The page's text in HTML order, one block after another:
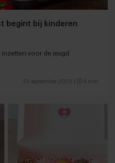
begint bij kinderen
voor de jeugd
23 september 2022 4 min